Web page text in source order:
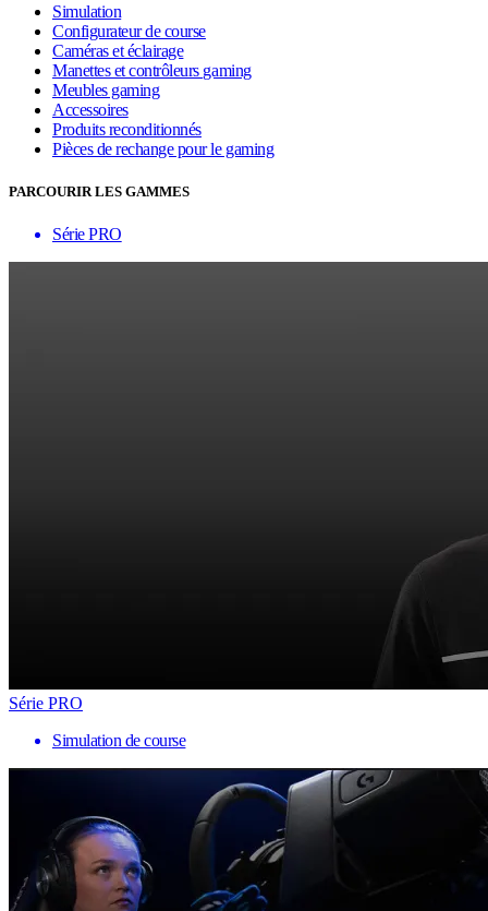
Simulation
Configurateur de course
Caméras et éclairage
Manettes et contrôleurs gaming
Meubles gaming
Accessoires
Produits reconditionnés
Pièces de rechange pour le gaming
PARCOURIR LES GAMMES
Série PRO
Série PRO
Simulation de course